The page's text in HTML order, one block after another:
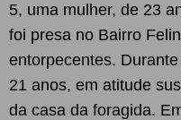
5, uma mulher, de 23
foi presa no Bairro
entorpecentes.
21 anos, em atitude
da casa da foragida.